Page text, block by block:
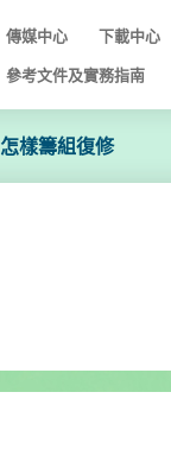
傳媒中心 下載中心
參考文件及實務指南
怎樣籌組復修